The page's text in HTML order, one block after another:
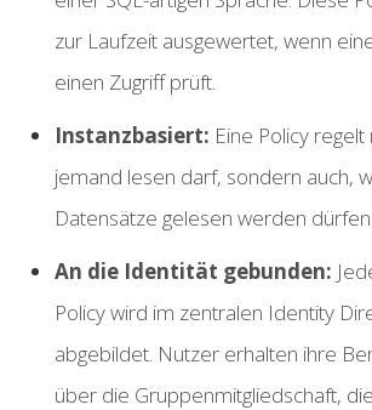
zur Laufzeit ausgewertet, wenn
einen Zugriff prüft.
Instanzbasiert: Eine Policy
jemand lesen darf, sondern auch,
Datensätze gelesen werden dürfen.
An die Identität gebunden:
Policy wird im zentralen Identity
abgebildet. Nutzer erhalten ihre
über die Gruppenmitgliedschaft,